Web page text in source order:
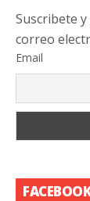
Suscribete
correo
Email
FACEBOOK